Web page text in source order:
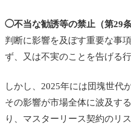
◯不当な勧誘等の禁止（第29条
判断に影響を及ぼす重要な事
ず、又は不実のことを告げる行
しかし、2025年には団塊世代
その影響が市場全体に波及す
り、マスターリース契約のリ